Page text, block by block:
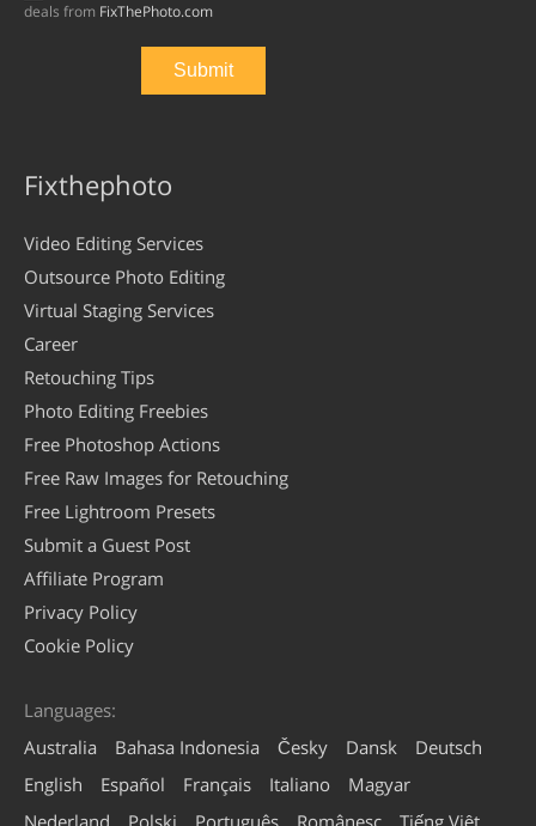
deals from FixThePhoto.com
Fixthephoto
Video Editing Services
Outsource Photo Editing
Virtual Staging Services
Career
Retouching Tips
Photo Editing Freebies
Free Photoshop Actions
Free Raw Images for Retouching
Free Lightroom Presets
Submit a Guest Post
Affiliate Program
Privacy Policy
Cookie Policy
Languages:
Australia
Bahasa Indonesia Česky Dansk
Deutsch
English
Español Français Italiano
Magyar